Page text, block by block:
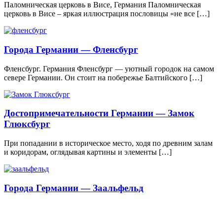
Паломническая церковь в Висе, Германия Паломническая
церковь в Висе – яркая иллюстрация пословицы «не все […]
Города Германии — Фленсбург
Фленсбург. Германия Фленсбург — уютный городок на самом
севере Германии. Он стоит на побережье Балтийского […]
Достопримечательности Германии — Замок
Глюксбург
При попадании в историческое место, ходя по древним залам
и коридорам, оглядывая картины и элементы […]
Города Германии — Заальфельд